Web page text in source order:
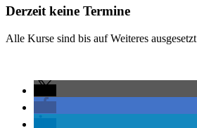
Derzeit keine Termine
Alle Kurse sind bis auf Weiteres ausgesetzt